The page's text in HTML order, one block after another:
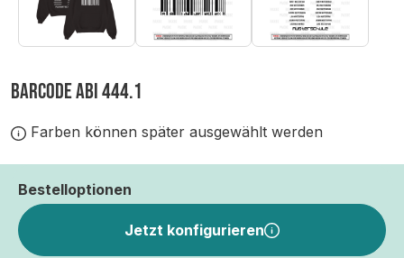
BARCODE ABI 444.1
Farben können später ausgewählt werden
Bestelloptionen
Jetzt konfigurieren